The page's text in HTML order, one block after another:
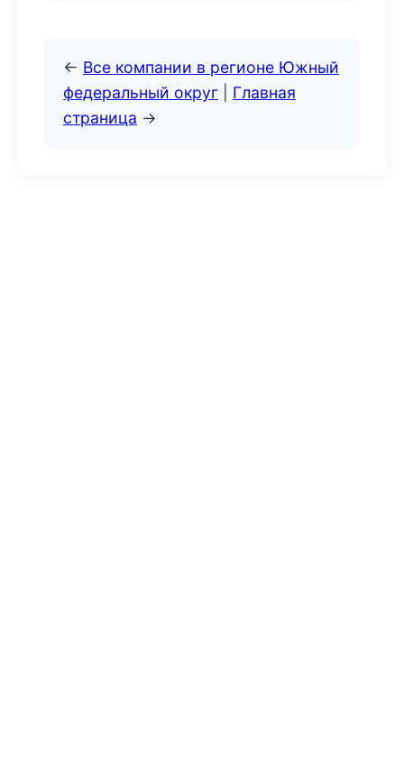
← Все компании в регионе Южный
федеральный округ
Главная
страница →